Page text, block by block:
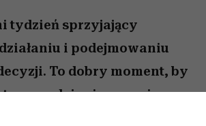
tydzień sprzyjający
i podejmowaniu
To dobry moment, by
co daje ci poczucie